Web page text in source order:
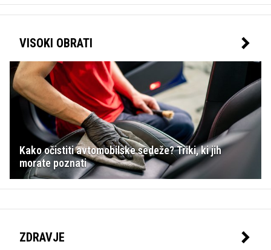
VISOKI OBRATI
Kako očistiti avtomobilske sedeže? Triki, ki jih
morate poznati
ZDRAVJE